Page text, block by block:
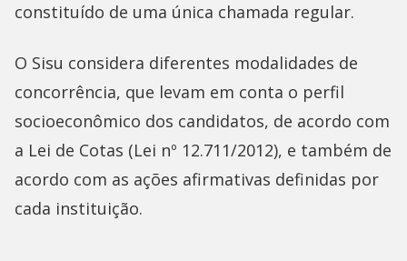
constituído de uma única chamada regular.
O Sisu considera diferentes modalidades de
concorrência, que levam em conta o perfil
socioeconômico dos candidatos, de acordo com
a Lei de Cotas (Lei nº 12.711/2012), e também de
acordo com as ações afirmativas definidas por
cada instituição.